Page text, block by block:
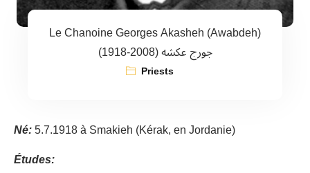
Le Chanoine Georges Akasheh (Awabdeh)
(1918-2008) جورج عكشه
Priests
Né:5.7.1918 à Smakieh (Kérak, en Jordanie)
Études: